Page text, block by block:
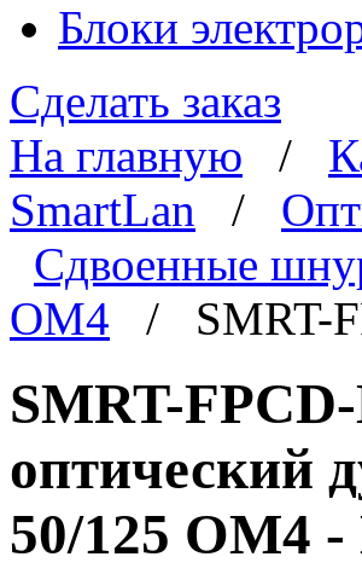
Блоки
Сделать заказ
На главную /
SmartLan /
Сдвоенные
OM4 / SMRT-
SMRT-
оптический
50/125 OM4